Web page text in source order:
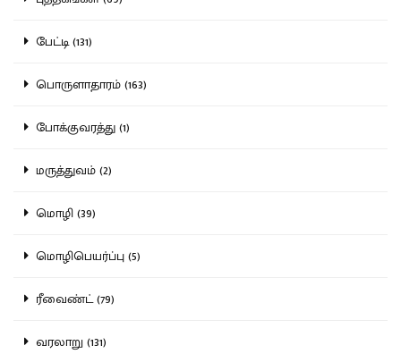
பேட்டி (131)
பொருளாதாரம் (163)
போக்குவரத்து (1)
மருத்துவம் (2)
மொழி (39)
மொழிபெயர்ப்பு (5)
ரீவைண்ட் (79)
வரலாறு (131)